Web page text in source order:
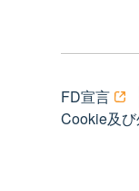
FD宣言
Cookie及